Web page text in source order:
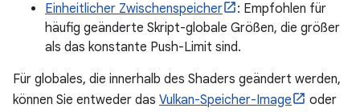
Einheitlicher Zwischenspeicher
: Empfohlen für
häufig geänderte Skript-globale Größen, die größer
als das konstante Push-Limit sind.
Für globales, die innerhalb des Shaders geändert werden,
können Sie entweder das Vulkan-Speicher-Image oder